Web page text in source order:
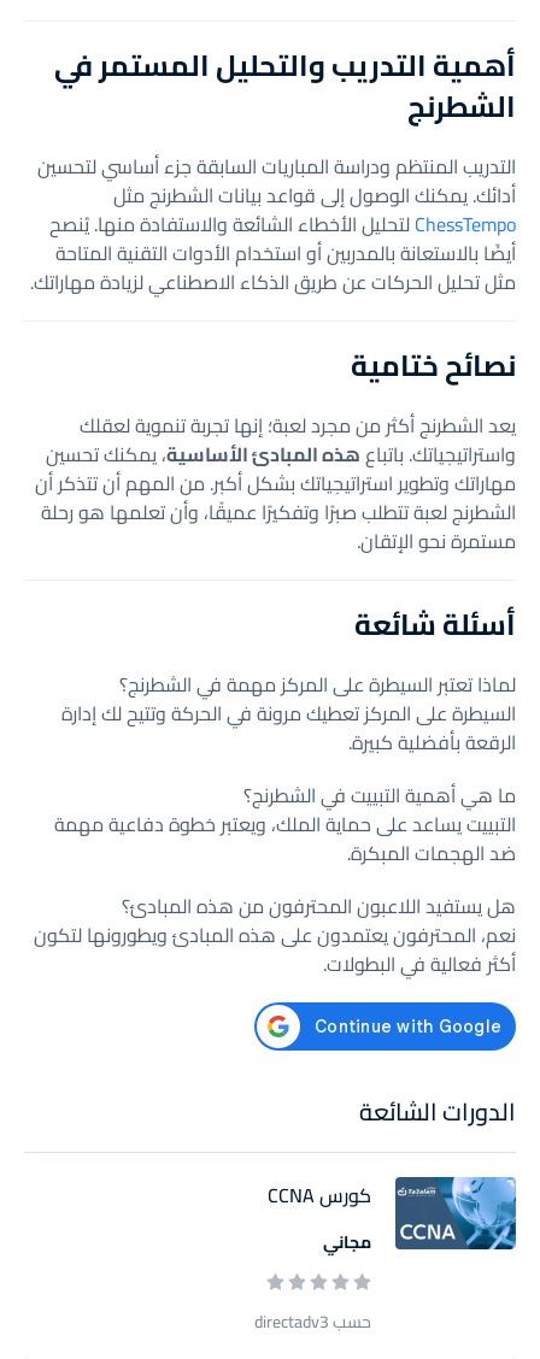
أهمية التدريب والتحليل المستمر في
الشطرنج
التدريب المنتظم ودراسة المباريات السابقة جزء أساسي لتحسين
أدائك. يمكنك الوصول إلى قواعد بيانات الشطرنج مثل
ChessTempoلتحليل الأخطاء الشائعة والاستفادة منها. يُنصح
أيضًا بالاستعانة بالمدربين أو استخدام الأدوات التقنية المتاحة
مثل تحليل الحركات عن طريق الذكاء الاصطناعي لزيادة مهاراتك.
نصائح ختامية
يعد الشطرنج أكثر من مجرد لعبة؛ إنها تجربة تنموية لعقلك
واستراتيجياتك. باتباعهذه المبادئ الأساسية، يمكنك تحسين
مهاراتك وتطوير استراتيجياتك بشكل أكبر. من المهم أن تتذكر أن
الشطرنج لعبة تتطلب صبرًا وتفكيرًا عميقًا، وأن تعلمها هو رحلة
مستمرة نحو الإتقان.
أسئلة شائعة
لماذا تعتبر السيطرة على المركز مهمة في الشطرنج؟
السيطرة على المركز تعطيك مرونة في الحركة وتتيح لك إدارة
الرقعة بأفضلية كبيرة.
ما هي أهمية التبييت في الشطرنج؟
التبييت يساعد على حماية الملك، ويعتبر خطوة دفاعية مهمة
ضد الهجمات المبكرة.
هل يستفيد اللاعبون المحترفون من هذه المبادئ؟
نعم، المحترفون يعتمدون على هذه المبادئ ويطورونها لتكون
أكثر فعالية في البطولات.
الدورات الشائعة
كورس CCNA
مجاني
حسب directadv3